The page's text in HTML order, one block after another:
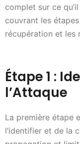
complet sur ce
couvrant les
récupération et les
Étape 1 :
l’Attaque
La première étape
l’identifier et de la